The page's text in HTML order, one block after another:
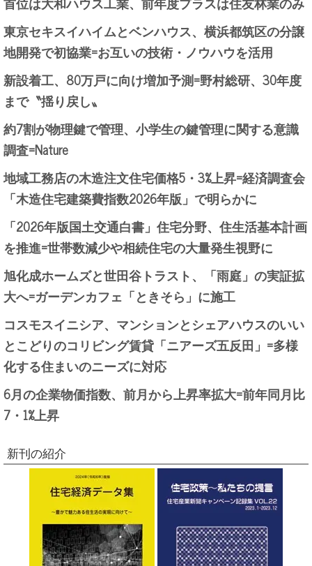
東京セキスイハイムとベンハウス、横浜都筑区の分譲
地開発で初協業=お互いの技術・ノウハウを活用
新設着工、80万戸に向け増加予測=野村総研、30年度
まで〝揺り戻し〟
約7割が物理鍵で管理、小学生の鍵管理に関する意識
調査=Nature
地域工務店の木造注文住宅価格5・3%上昇=経済調査会
「木造住宅建築費指数2026年版」で明らかに
「2026年版国土交通白書」住宅分野、住生活基本計画
を推進=世帯数減少や相続住宅の大量発生視野に
旭化成ホームズと世田谷トラスト、「雨庭」の実証拡
大へ=ガーデンカフェ「ときそら」に施工
コスモスイニシア、マンションとシェアハウスのいい
とこどりのコリビング賃貸「ニアーズ五反田」=多様
化する住まいのニーズに対応
6月の企業物価指数、前月から上昇率拡大=前年同月比
7・1%上昇
新刊の紹介